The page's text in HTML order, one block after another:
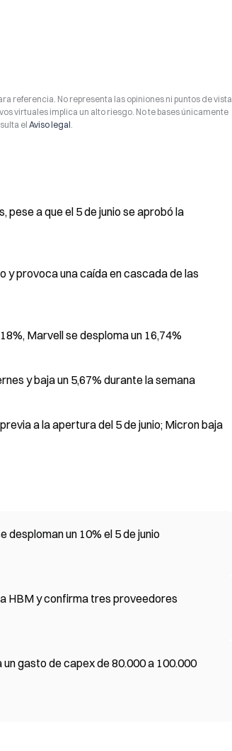
referencia. No representa las opiniones ni puntos de vista
virtuales implica un alto riesgo. No te bases únicamente
el Aviso legal.
pese a que el 5 de junio se aprobó la
y provoca una caída en cascada de las
Marvell se desploma un 16,74%
y baja un 5,67% durante la semana
a la apertura del 5 de junio; Micron baja
un 10% el 5 de junio
HBM y confirma tres proveedores
gasto de capex de 80.000 a 100.000